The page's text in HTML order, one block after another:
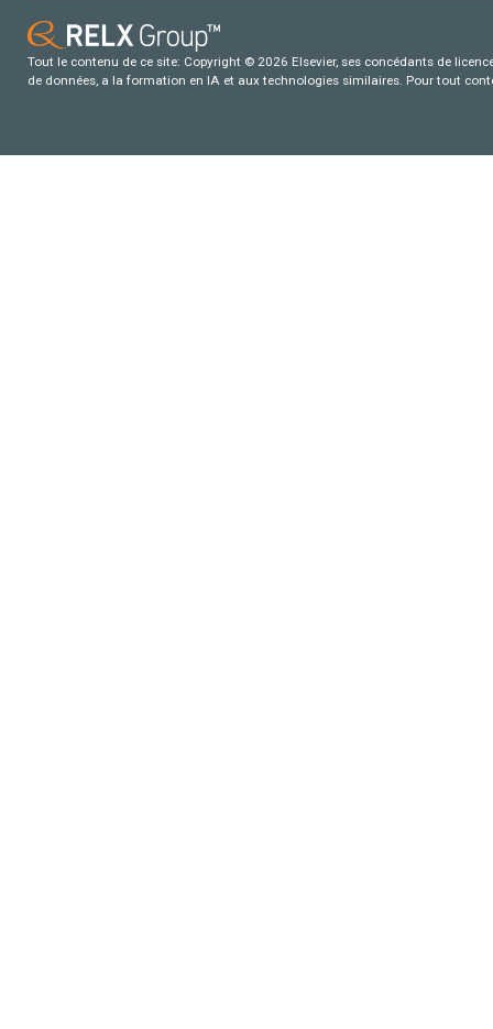
Tout le contenu de ce site: Copyright © 2026 Elsevier, ses concédants de
de données, a la formation en IA et aux technologies similaires. Pour tout